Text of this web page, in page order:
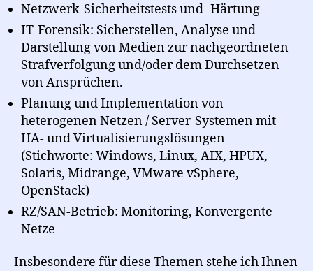
Netzwerk-Sicherheitstests und -Härtung
IT-Forensik: Sicherstellen, Analyse und
Darstellung von Medien zur nachgeordneten
Strafverfolgung und/oder dem Durchsetzen
von Ansprüchen.
Planung und Implementation von
heterogenen Netzen / Server-Systemen mit
HA- und Virtualisierungslösungen
(Stichworte: Windows, Linux, AIX, HPUX,
Solaris, Midrange, VMware vSphere,
OpenStack)
RZ/SAN-Betrieb: Monitoring, Konvergente
Netze
Insbesondere für diese Themen stehe ich Ihnen